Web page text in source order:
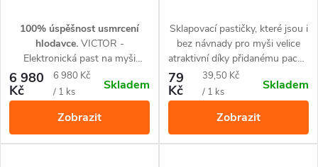
100% úspěšnost usmrcení
hlodavce.VICTOR -
Elektronická past na myši
Multi-Kill zabíjí myši pomocí
vysokonapěťového výboje
během několika sekund. Multi-
Kill je účinnější než tradiční
pastičky.Na jedno nastavení
zabije až deset myší -ideální
6 980
Kč
Měrná
cena:
6 980 Kč
/ 1 ks
Skladem
Zobrazit
Sklapovací pastičky, které jsou i
bez návnady pro myši velice
atraktivní díky přidanému pachu
sýra.
79
Kč
Měrná
cena:
39,50 Kč
/ 1 ks
Skladem
Zobrazit